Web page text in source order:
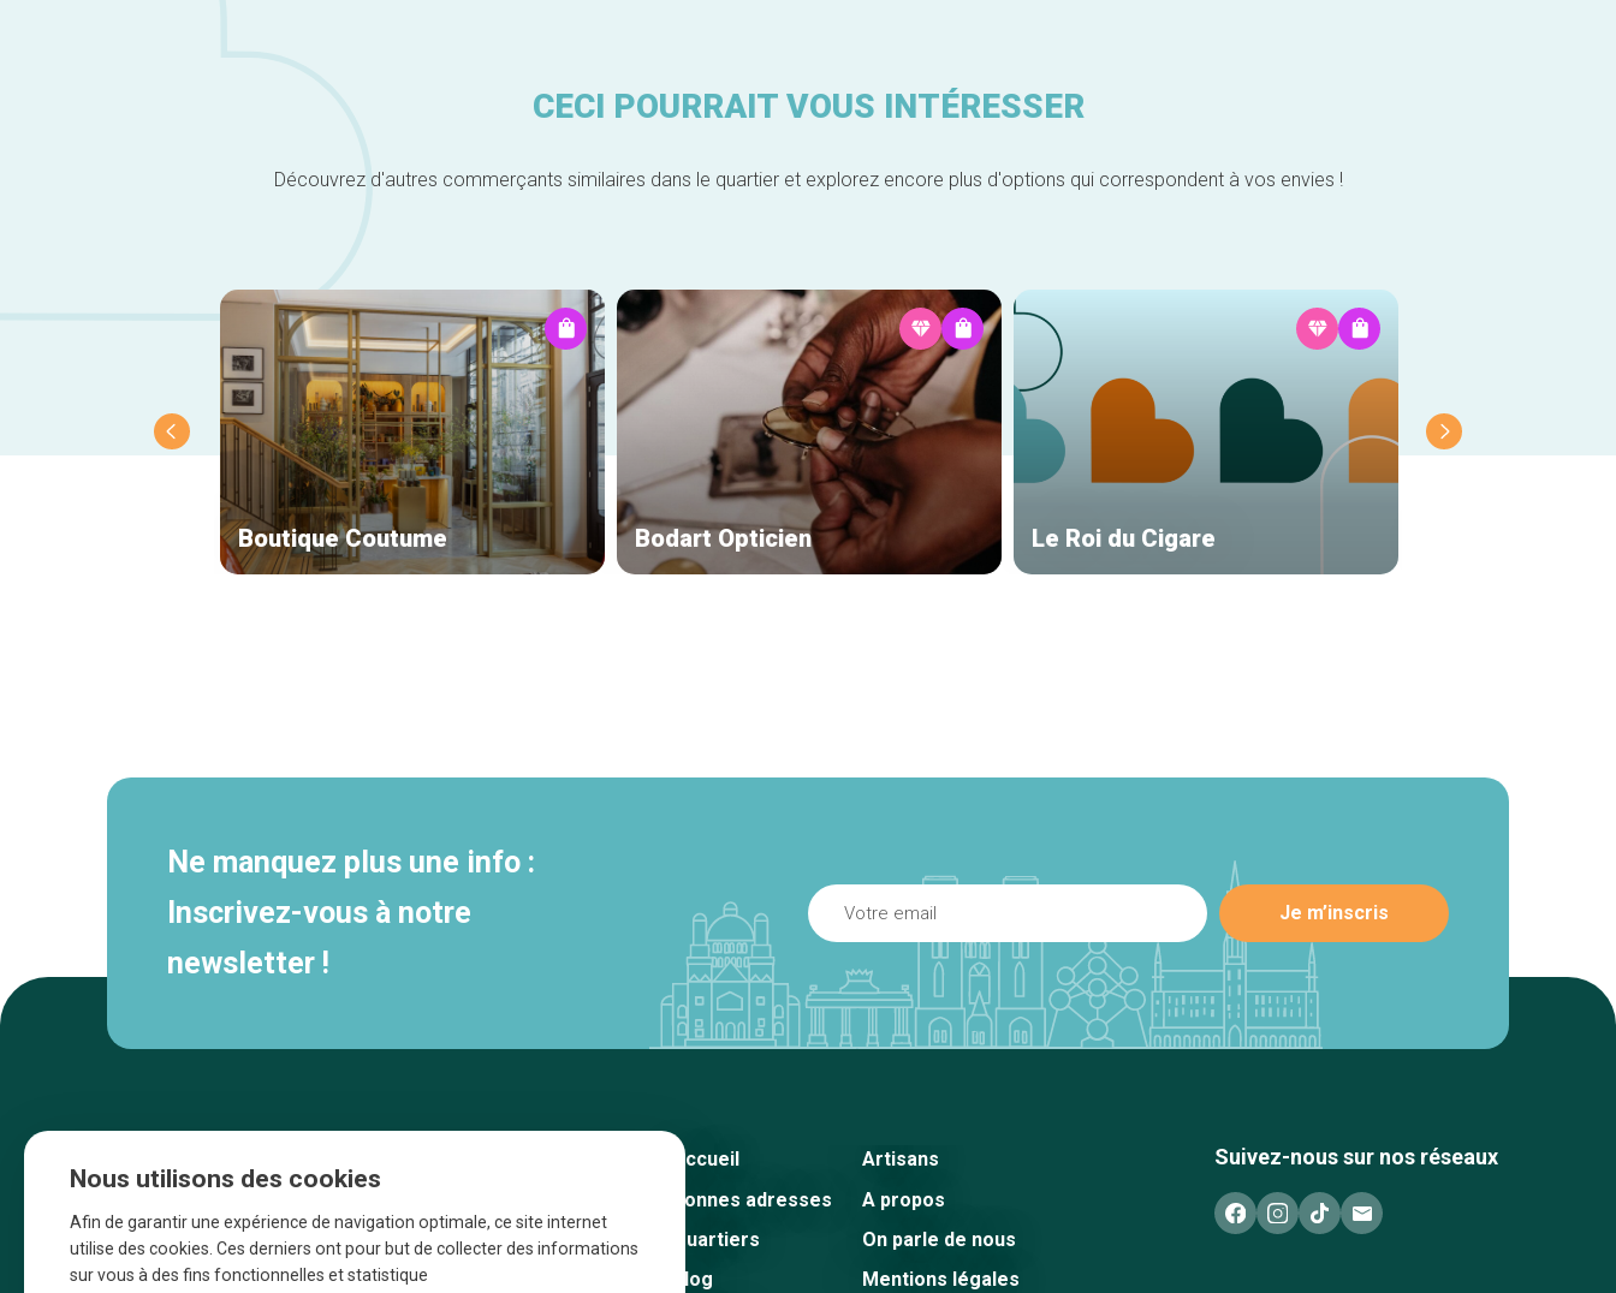
CECI POURRAIT VOUS INTÉRESSER
Découvrez d'autres commerçants similaires dans le quartier et explorez encore plus d'options qui correspondent à vos envies !
Boutique Coutume Bodart Opticien Le Roi du Cigare
Ne manquez plus une info :
Inscrivez-vous à notre
newsletter !
Accueil
Bonnes adresses
Quartiers
Blog
Artisans
A propos
On parle de nous
Mentions légales
Suivez-nous sur nos réseaux
Nous utilisons des cookies
Afin de garantir une expérience de navigation optimale, ce site internet
utilise des cookies. Ces derniers ont pour but de collecter des informations
sur vous à des fins fonctionnelles et statistique